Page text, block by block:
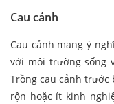
Cau cảnh
Cau cảnh mang ý
với môi trường sống
Trồng cau cảnh
rộn hoặc ít kinh